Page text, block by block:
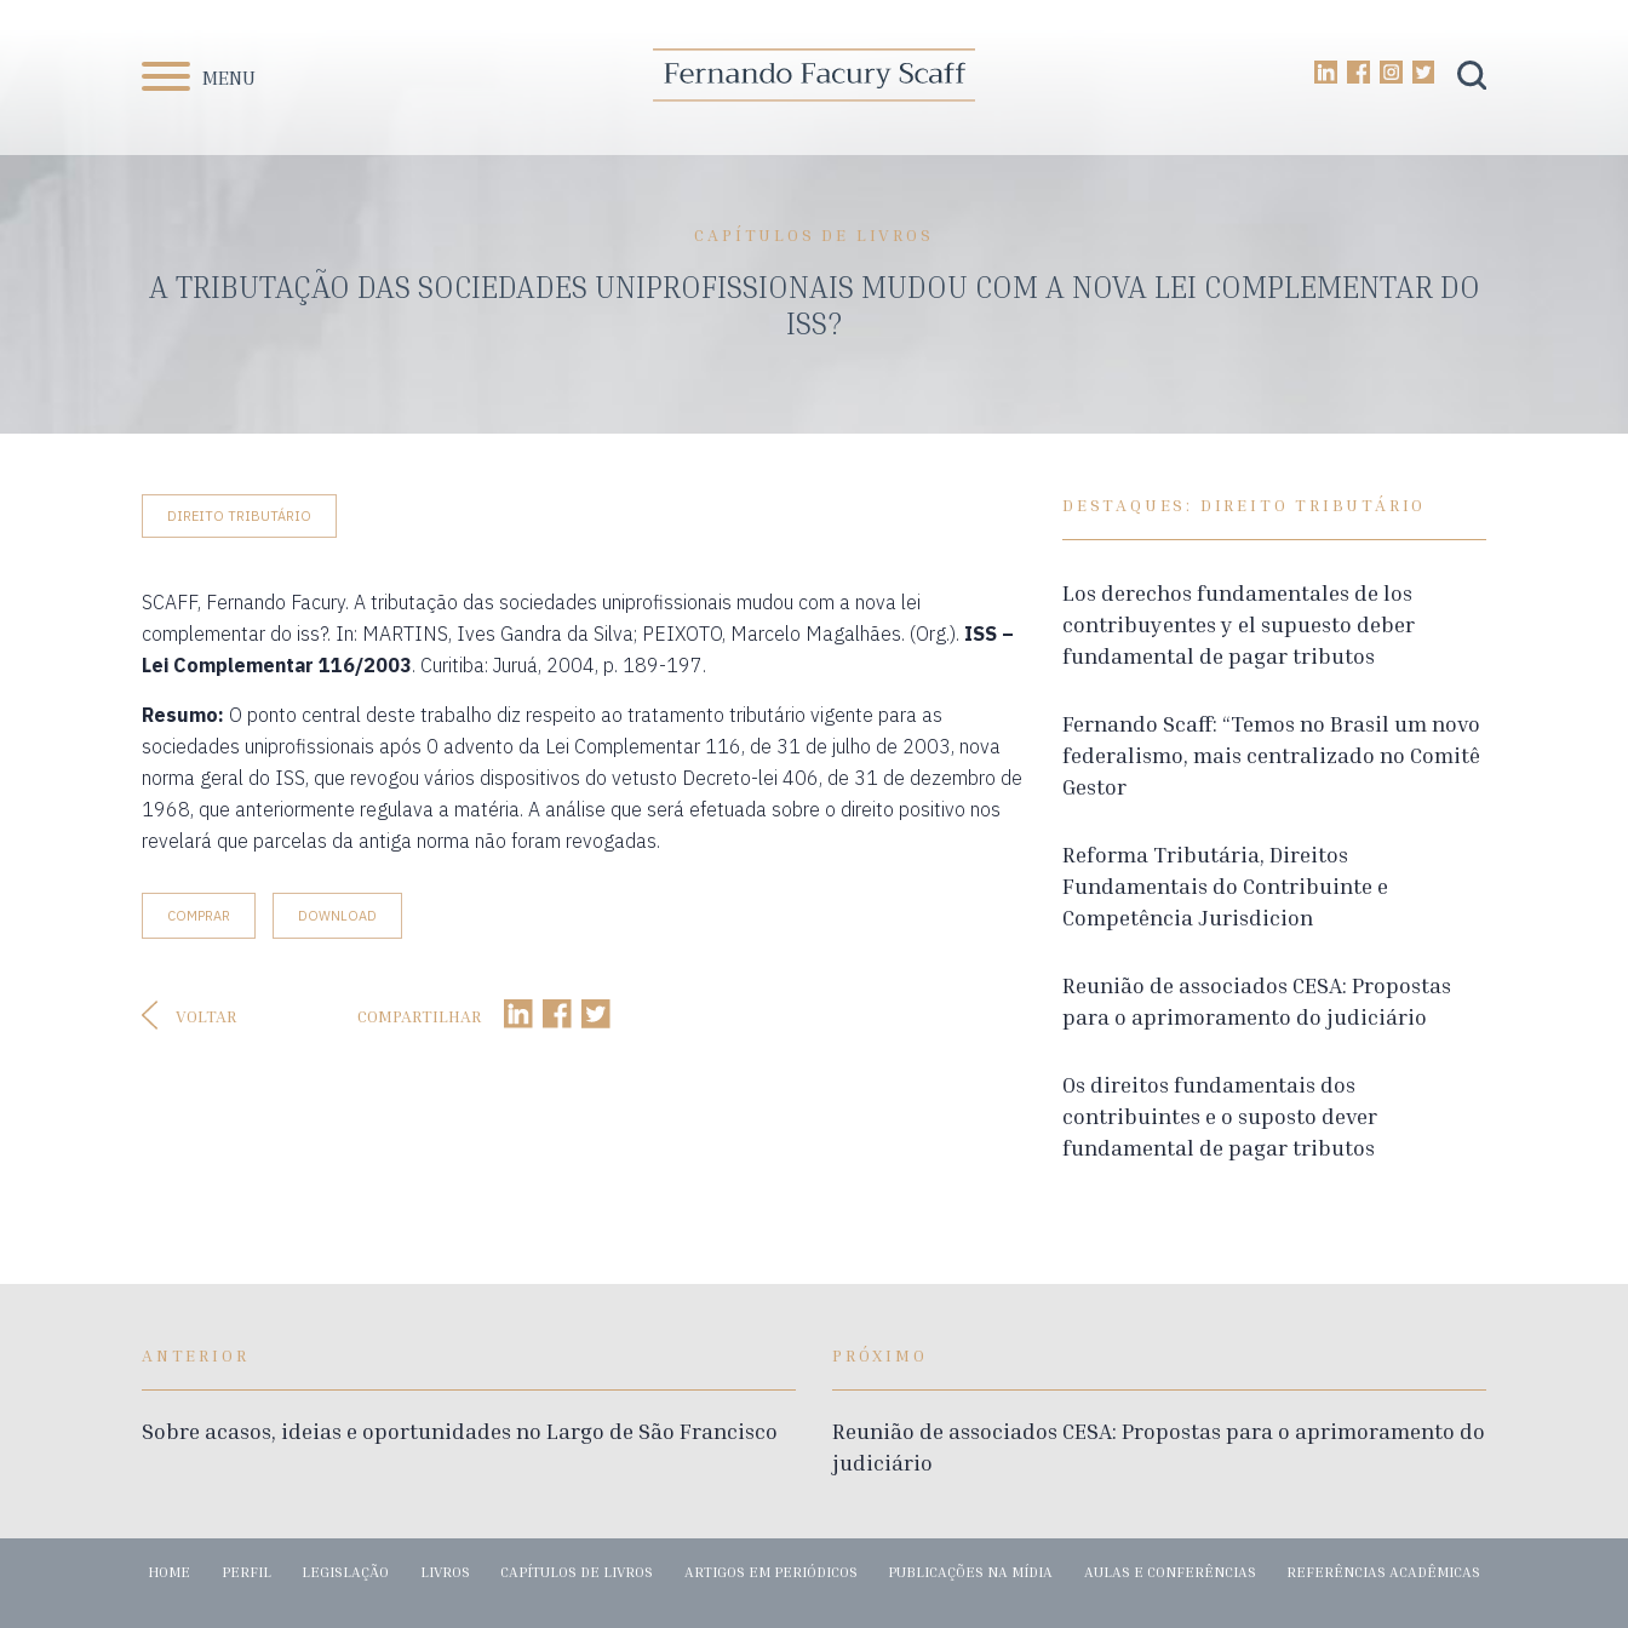
MENU
CAPÍTULOS DE LIVROS
A TRIBUTAÇÃO DAS SOCIEDADES UNIPROFISSIONAIS MUDOU COM A NOVA LEI COMPLEMENTAR DO
ISS?
DIREITO TRIBUTÁRIO
SCAFF, Fernando Facury. A tributação das sociedades uniprofissionais mudou com a nova lei
complementar do iss?. In: MARTINS, Ives Gandra da Silva; PEIXOTO, Marcelo Magalhães. (Org.). ISS –
Lei Complementar 116/2003. Curitiba: Juruá, 2004, p. 189-197.
Resumo: O ponto central deste trabalho diz respeito ao tratamento tributário vigente para as
sociedades uniprofissionais após 0 advento da Lei Complementar 116, de 31 de julho de 2003, nova
norma geral do ISS, que revogou vários dispositivos do vetusto Decreto-lei 406, de 31 de dezembro de
1968, que anteriormente regulava a matéria. A análise que será efetuada sobre o direito positivo nos
revelará que parcelas da antiga norma não foram revogadas.
COMPRAR DOWNLOAD
VOLTAR COMPARTILHAR
DESTAQUES: DIREITO TRIBUTÁRIO
Los derechos fundamentales de los
contribuyentes y el supuesto deber
fundamental de pagar tributos
Fernando Scaff: “Temos no Brasil um novo
federalismo, mais centralizado no Comitê
Gestor
Reforma Tributária, Direitos
Fundamentais do Contribuinte e
Competência Jurisdicion
Reunião de associados CESA: Propostas
para o aprimoramento do judiciário
Os direitos fundamentais dos
contribuintes e o suposto dever
fundamental de pagar tributos
ANTERIOR
Sobre acasos, ideias e oportunidades no Largo de São Francisco
PRÓXIMO
Reunião de associados CESA: Propostas para o aprimoramento do
judiciário
HOME PERFIL LEGISLAÇÃO LIVROS CAPÍTULOS DE LIVROS ARTIGOS EM PERIÓDICOS PUBLICAÇÕES NA MÍDIA AULAS E CONFERÊNCIAS REFERÊNCIAS ACADÊMICAS